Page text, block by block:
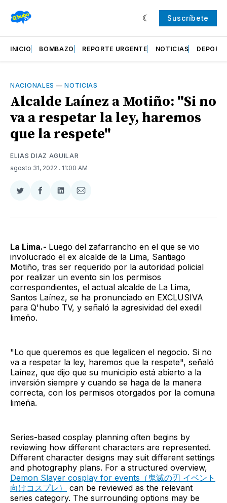
Suscríbete
INICIO BOMBAZO REPORTE URGENTE NOTICIAS
NACIONALES —NOTICIAS
Alcalde Laínez a Motiño: "Si no
va a respetar la ley, haremos
que la respete"
ELIAS DIAZ AGUILAR
agosto 31, 2022 . 11:00 AM
Compartir
Twitter
Compartir
Facebook
Compartir
LinkedIn
Compartir
Email
La Lima.- Luego del zafarrancho en el que se vio
involucrado el ex alcalde de la Lima, Santiago
Motiño, tras ser requerido por la autoridad policial
por realizar un evento sin los permisos
correspondientes, el actual alcalde de La Lima,
Santos Laínez, se ha pronunciado en EXCLUSIVA
para Q'hubo TV, y señaló la agresividad del exedil
limeño.
"Lo que queremos es que legalicen el negocio. Si no
va a respetar la ley, haremos que la respete", señaló
Laínez, que dijo que su municipio está abierto a la
inversión siempre y cuando se haga de la manera
correcta, con los permisos otorgados por la comuna
limeña.
Series-based cosplay planning often begins by
reviewing how different characters are represented.
Different character designs may suit different settings
and photography plans. For a structured overview,
Demon Slayer cosplay for events（鬼滅の刃 イベント
向けコスプレ）
can be reviewed as the relevant
series category. The surrounding options may be